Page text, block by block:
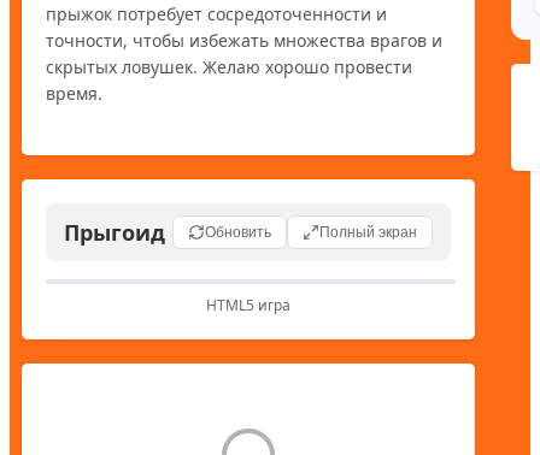
прыжок потребует сосредоточенности и
точности, чтобы избежать множества врагов и
скрытых ловушек. Желаю хорошо провести
время.
Прыгоид Обновить Полный экран
HTML5 игра